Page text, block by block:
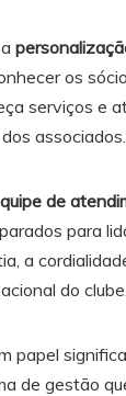
os
serviços e
associados.
de
para
a
do
papel
de gestão